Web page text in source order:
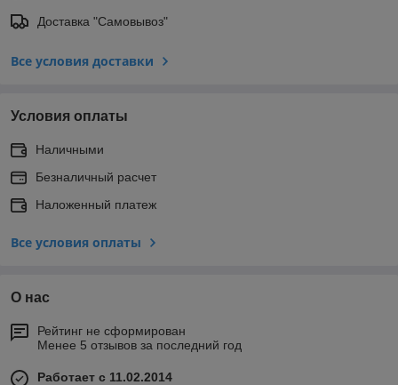
Доставка "Самовывоз"
Все условия доставки
Условия оплаты
Наличными
Безналичный расчет
Наложенный платеж
Все условия оплаты
О нас
Рейтинг не сформирован
Менее 5 отзывов за последний год
Работает с 11.02.2014